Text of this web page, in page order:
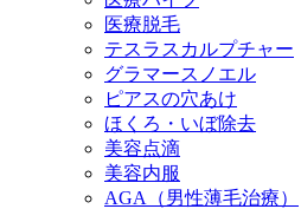
医療脱毛
テスラスカルプチャー
グラマースノエル
ピアスの穴あけ
ほくろ・いぼ除去
美容点滴
美容内服
AGA（男性薄毛治療）